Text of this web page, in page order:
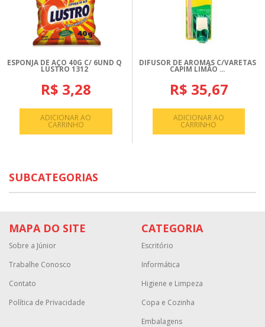
ESPONJA DE AÇO 40G C/ 6UND Q
LUSTRO 1312
R$ 3,28
ADICIONAR AO
CARRINHO
DIFUSOR DE AROMAS C/VARETAS
CAPIM LIMÃO ...
R$ 35,67
ADICIONAR AO
CARRINHO
SUBCATEGORIAS
MAPA DO SITE
Sobre a Júnior
Trabalhe Conosco
Contato
Política de Privacidade
CATEGORIA
Escritório
Informática
Higiene e Limpeza
Copa e Cozinha
Embalagens